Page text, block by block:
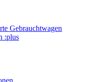
Gebrauchtwagen
:plus